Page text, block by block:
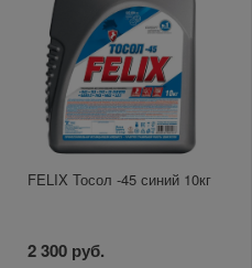
FELIX Тосол -45 синий 10кг
2 300 руб.